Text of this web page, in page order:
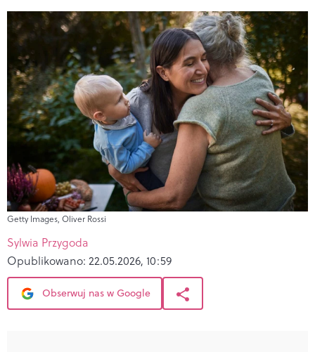
Getty Images, Oliver Rossi
Sylwia Przygoda
Opublikowano: 22.05.2026, 10:59
Obserwuj nas w Google